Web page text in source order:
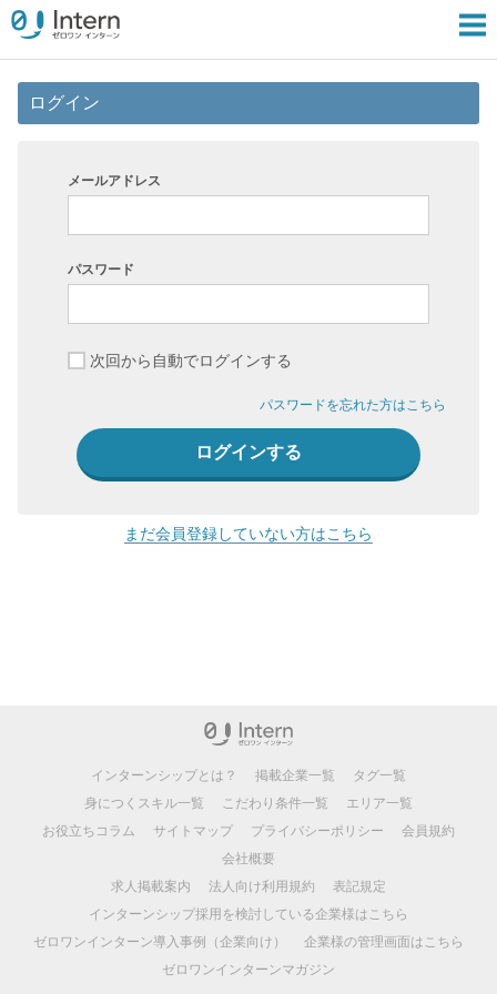
ログイン
メールアドレス
パスワード
次回から自動でログインする
パスワードを忘れた方はこちら
まだ会員登録していない方はこちら
インターンシップとは？ 掲載企業一覧
タグ一覧
身につくスキル一覧
こだわり条件一覧
エリア一覧
お役立ちコラム
サイトマップ プライバシーポリシー
会員規約
会社概要
求人掲載案内
法人向け利用規約
表記規定
インターンシップ採用を検討している企業様はこちら
ゼロワンインターン導入事例（企業向け）
企業様の管理画面はこちら
ゼロワンインターンマガジン